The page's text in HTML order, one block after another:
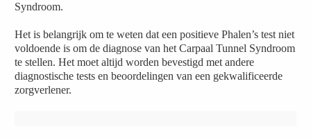
Syndroom.
Het is belangrijk om te weten dat een positieve Phalen’s test niet
voldoende is om de diagnose van het Carpaal Tunnel Syndroom
te stellen. Het moet altijd worden bevestigd met andere
diagnostische tests en beoordelingen van een gekwalificeerde
zorgverlener.